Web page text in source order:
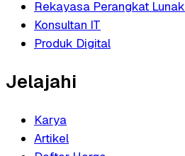
Rekayasa Perangkat Lunak
Konsultan IT
Produk Digital
Jelajahi
Karya
Artikel